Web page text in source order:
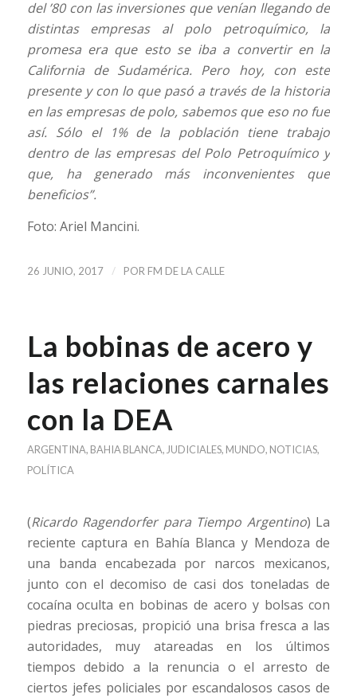
del ’80 con las inversiones que venían llegando de
distintas empresas al polo petroquímico, la
promesa era que esto se iba a convertir en la
California de Sudamérica. Pero hoy, con este
presente y con lo que pasó a través de la historia
en las empresas de polo, sabemos que eso no fue
así. Sólo el 1% de la población tiene trabajo
dentro de las empresas del Polo Petroquímico y
que, ha generado más inconvenientes que
beneficios”.
Foto: Ariel Mancini.
26 JUNIO, 2017 / POR FM DE LA CALLE
La bobinas de acero y
las relaciones carnales
con la DEA
ARGENTINA, BAHIA BLANCA,JUDICIALES, MUNDO, NOTICIAS,
POLÍTICA
(Ricardo Ragendorfer para Tiempo Argentino) La
reciente captura en Bahía Blanca y Mendoza de
una banda encabezada por narcos mexicanos,
junto con el decomiso de casi dos toneladas de
cocaína oculta en bobinas de acero y bolsas con
piedras preciosas, propició una brisa fresca a las
autoridades, muy atareadas en los últimos
tiempos debido a la renuncia o el arresto de
ciertos jefes policiales por escandalosos casos de